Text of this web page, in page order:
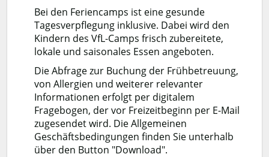
Bei den Feriencamps ist eine gesunde
Tagesverpflegung inklusive. Dabei wird den
Kindern des VfL-Camps frisch zubereitete,
lokale und saisonales Essen angeboten.
Die Abfrage zur Buchung der Frühbetreuung,
von Allergien und weiterer relevanter
Informationen erfolgt per digitalem
Fragebogen, der vor Freizeitbeginn per E-Mail
zugesendet wird. Die Allgemeinen
Geschäftsbedingungen finden Sie unterhalb
über den Button "Download".